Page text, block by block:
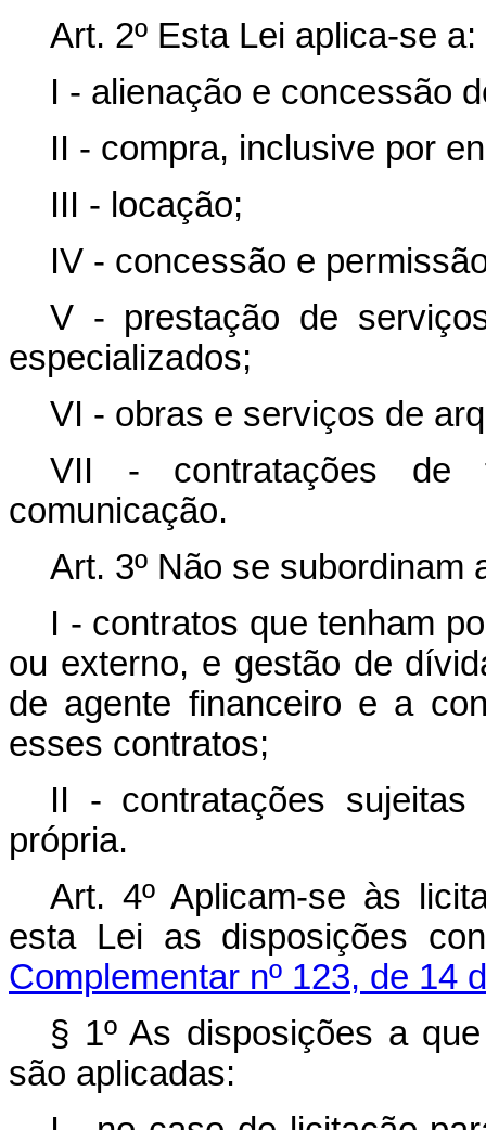
Art. 2º Esta Lei aplica-se a:
I - alienação e concessão
II - compra, inclusive por
III - locação;
IV - concessão e
V - prestação de
especializados;
VI - obras e serviços de
VII - contratações de
comunicação.
Art. 3º Não se subordinam
I - contratos que tenham
ou externo, e gestão de
de agente financeiro e a
esses contratos;
II - contratações
própria.
Art. 4º Aplicam-se às
esta Lei as disposições
Complementar nº 123, de 14
§ 1º As disposições a
são aplicadas: